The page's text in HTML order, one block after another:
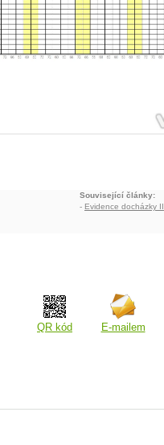
Související články:
- Evidence docházky II
QR kód E-mailem